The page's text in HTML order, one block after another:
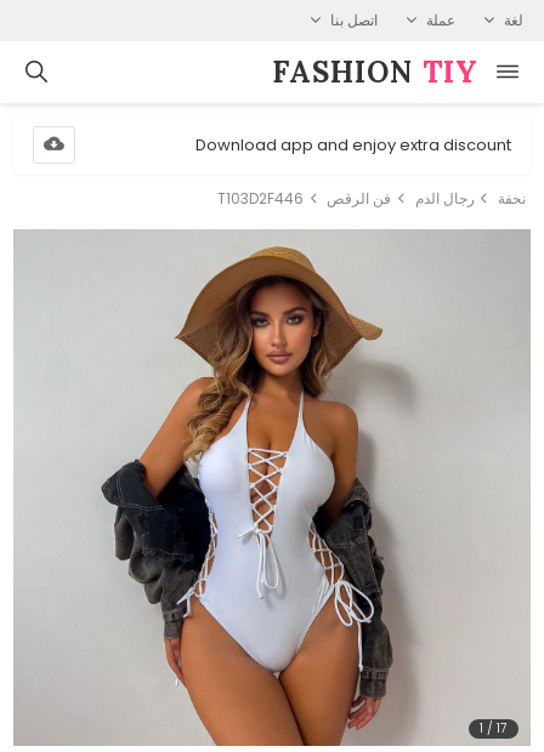
لغة عملة اتصل بنا
FASHION⁠ TIY
Download app and enjoy extra discount
نحفة رجال الدم فن الرقص T103D2F446
1 /17